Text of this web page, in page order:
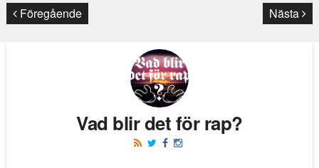
Föregående Nästa
Vad blir det för rap?